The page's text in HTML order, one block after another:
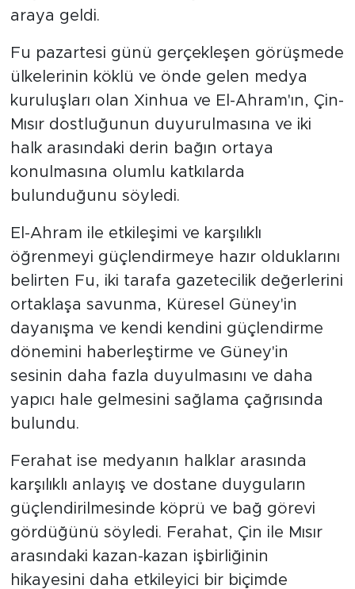
araya geldi.
Fu pazartesi günü gerçekleşen görüşmede
ülkelerinin köklü ve önde gelen medya
kuruluşları olan Xinhua ve El-Ahram'ın, Çin-
Mısır dostluğunun duyurulmasına ve iki
halk arasındaki derin bağın ortaya
konulmasına olumlu katkılarda
bulunduğunu söyledi.
El-Ahram ile etkileşimi ve karşılıklı
öğrenmeyi güçlendirmeye hazır olduklarını
belirten Fu, iki tarafa gazetecilik değerlerini
ortaklaşa savunma, Küresel Güney'in
dayanışma ve kendi kendini güçlendirme
dönemini haberleştirme ve Güney'in
sesinin daha fazla duyulmasını ve daha
yapıcı hale gelmesini sağlama çağrısında
bulundu.
Ferahat ise medyanın halklar arasında
karşılıklı anlayış ve dostane duyguların
güçlendirilmesinde köprü ve bağ görevi
gördüğünü söyledi. Ferahat, Çin ile Mısır
arasındaki kazan-kazan işbirliğinin
hikayesini daha etkileyici bir biçimde